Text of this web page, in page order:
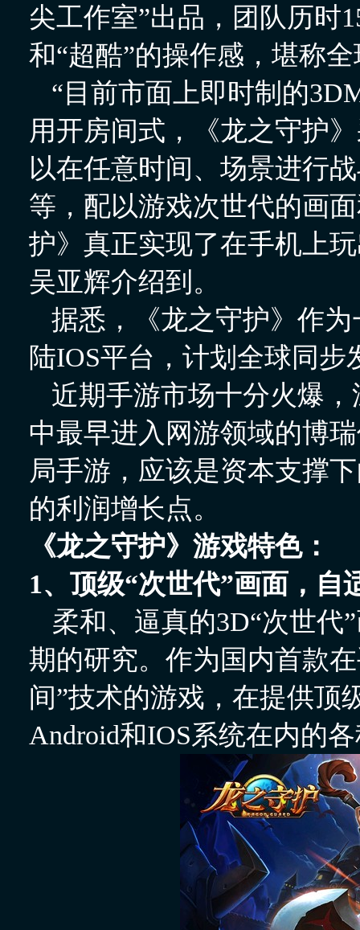
尖工作室”出品，团队历时
和“超酷”的操作感，堪称
“目前市面上即时制的
用开房间式，《龙之守护
以在任意时间、场景进行
等，配以游戏次世代的画
护》真正实现了在手机上
吴亚辉介绍到。
据悉，《龙之守护》作
陆IOS平台，计划全球同步
近期手游市场十分火爆
中最早进入网游领域的博
局手游，应该是资本支撑
的利润增长点。
《龙之守护》游戏特色：
1、顶级“次世代”画面，自
柔和、逼真的3D“次世代
期的研究。作为国内首款
间”技术的游戏，在提供顶
Android和IOS系统在内的